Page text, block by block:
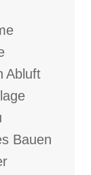
Abluft
Bauen